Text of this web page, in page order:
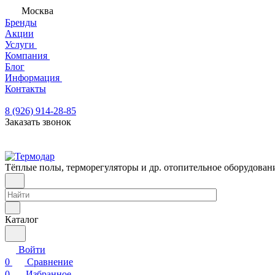
Москва
Бренды
Акции
Услуги
Компания
Блог
Информация
Контакты
8 (926) 914-28-85
Заказать звонок
Тёплые полы, терморегуляторы и др. отопительное
Каталог
Войти
0
Сравнение